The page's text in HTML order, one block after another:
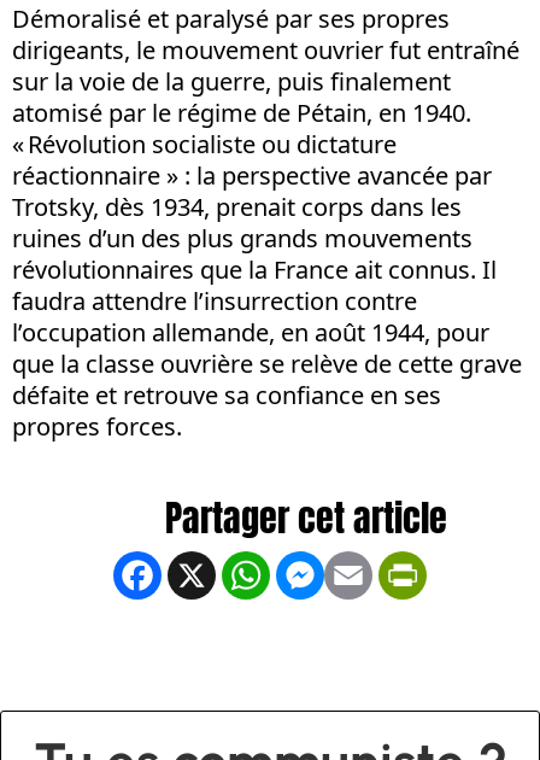
Démoralisé et paralysé par ses propres
dirigeants, le mouvement ouvrier fut entraîné
sur la voie de la guerre, puis finalement
atomisé par le régime de Pétain, en 1940.
« Révolution socialiste ou dictature
réactionnaire » : la perspective avancée par
Trotsky, dès 1934, prenait corps dans les
ruines d’un des plus grands mouvements
révolutionnaires que la France ait connus. Il
faudra attendre l’insurrection contre
l’occupation allemande, en août 1944, pour
que la classe ouvrière se relève de cette grave
défaite et retrouve sa confiance en ses
propres forces.
Facebook
X WhatsApp
Messenger
Email